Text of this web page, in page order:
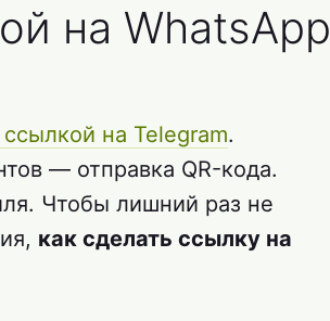
на WhatsApp
на Telegram.
— отправка QR-кода.
Чтобы лишний раз не
как сделать ссылку на